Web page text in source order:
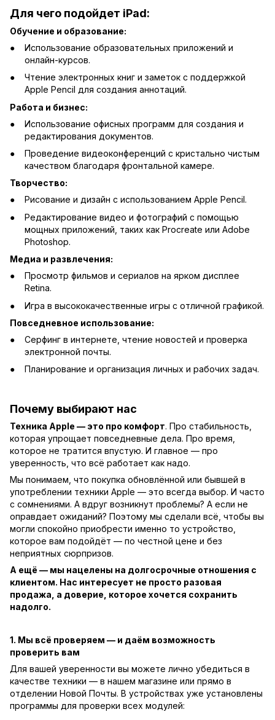
Для чего подойдет iPad:
Обучение и образование:
Использование образовательных приложений и
онлайн-курсов.
Чтение электронных книг и заметок с поддержкой
Apple Pencil для создания аннотаций.
Работа и бизнес:
Использование офисных программ для создания и
редактирования документов.
Проведение видеоконференций с кристально чистым
качеством благодаря фронтальной камере.
Творчество:
Рисование и дизайн с использованием Apple Pencil.
Редактирование видео и фотографий с помощью
мощных приложений, таких как Procreate или Adobe
Photoshop.
Медиа и развлечения:
Просмотр фильмов и сериалов на ярком дисплее
Retina.
Игра в высококачественные игры с отличной графикой.
Повседневное использование:
Серфинг в интернете, чтение новостей и проверка
электронной почты.
Планирование и организация личных и рабочих задач.
Почему выбирают нас
Техника Apple — это про комфорт. Про стабильность,
которая упрощает повседневные дела. Про время,
которое не тратится впустую. И главное — про
уверенность, что всё работает как надо.
Мы понимаем, что покупка обновлённой или бывшей в
употреблении техники Apple — это всегда выбор. И часто
с сомнениями. А вдруг возникнут проблемы? А если не
оправдает ожиданий? Поэтому мы сделали всё, чтобы вы
могли спокойно приобрести именно то устройство,
которое вам подойдёт — по честной цене и без
неприятных сюрпризов.
А ещё — мы нацелены на долгосрочные отношения с
клиентом. Нас интересует не просто разовая
продажа, а доверие, которое хочется сохранить
надолго.
1. Мы всё проверяем — и даём возможность
проверить вам
Для вашей уверенности вы можете лично убедиться в
качестве техники — в нашем магазине или прямо в
отделении Новой Почты. В устройствах уже установлены
программы для проверки всех модулей: